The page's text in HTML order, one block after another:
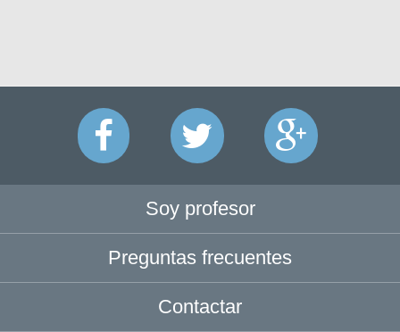
Soy profesor
Preguntas frecuentes
Contactar